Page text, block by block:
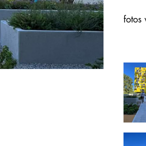
fotos